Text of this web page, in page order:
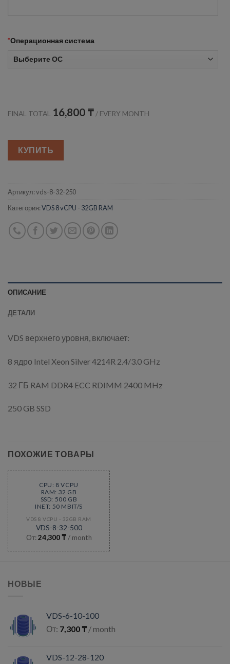
*Операционная система
FINAL TOTAL 16,800 ₸/ EVERY MONTH
КУПИТЬ
Артикул:vds-8-32-250
Категория:VDS 8 vCPU - 32GB RAM
ОПИСАНИЕ
ДЕТАЛИ
VDS верхнего уровня, включает:
8 ядро Intel Xeon Silver 4214R 2.4/3.0 GHz
32 ГБ RAM DDR4 ECC RDIMM 2400 MHz
250 GB SSD
ПОХОЖИЕ ТОВАРЫ
CPU: 8 VCPU
RAM: 32 GB
SSD: 500 GB
INET: 50 MBIT/S
VDS 8 VCPU - 32GB RAM
VDS-8-32-500
От:24,300₸ / month
НОВЫЕ
VDS-6-10-100
От: 7,300₸ / month
VDS-12-28-120